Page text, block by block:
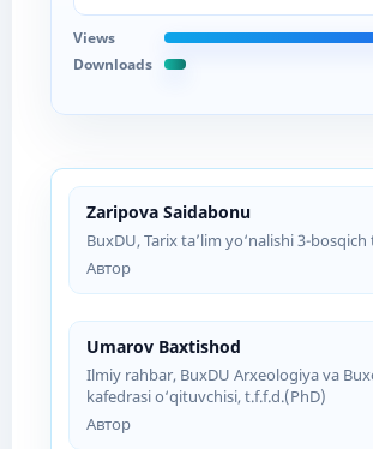
Zaripova Saidabonu
BuxDU, Tarix ta’lim yo‘nalishi 3-bosqich
Автор
Umarov Baxtishod
Ilmiy rahbar, BuxDU Arxeologiya va
kafedrasi o‘qituvchisi, t.f.f.d.(PhD)
Автор
Views
Downloads